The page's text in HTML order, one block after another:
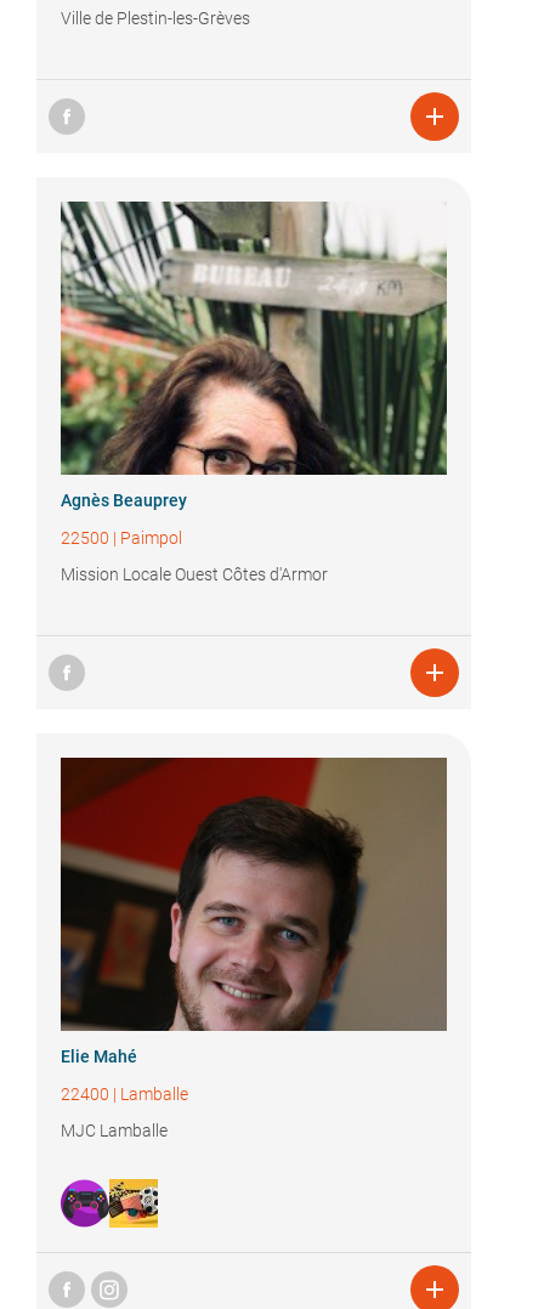
Ville de Plestin-les-Grèves

Agnès Beauprey
22500 | Paimpol
Mission Locale Ouest Côtes d'Armor

Elie Mahé
22400 | Lamballe
MJC Lamballe
